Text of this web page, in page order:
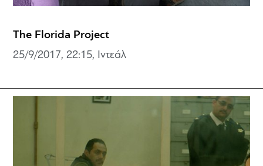
The Florida Project
25/9/2017, 22:15, Ιντεάλ